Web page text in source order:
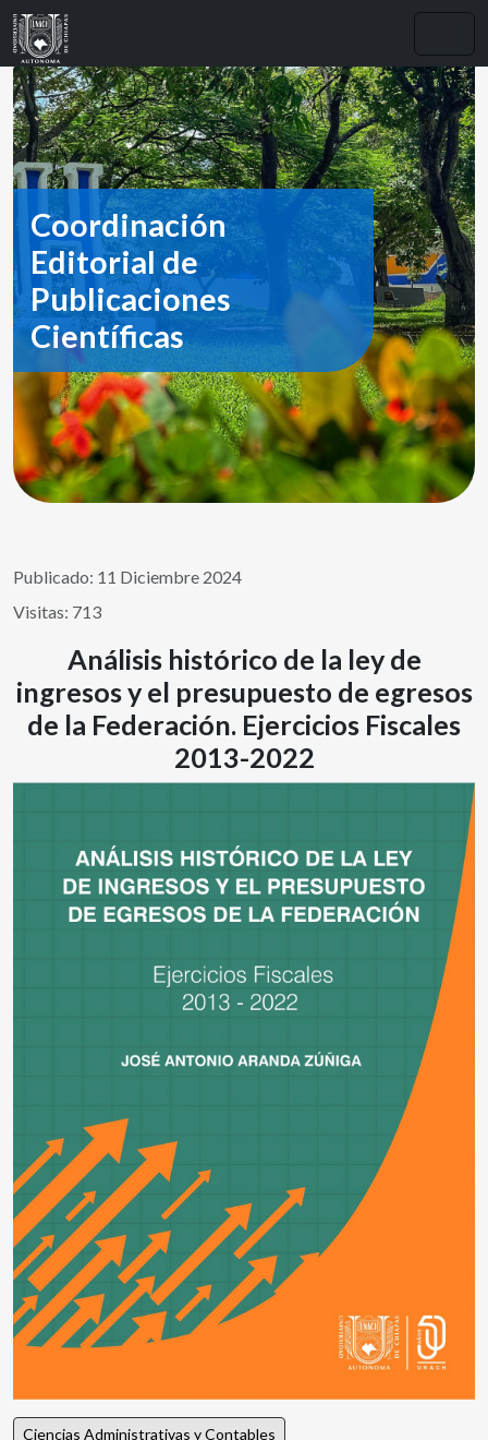
Coordinación
Editorial de
Publicaciones
Científicas
Publicado: 11 Diciembre 2024
Visitas: 713
Análisis histórico de la ley de
ingresos y el presupuesto de egresos
de la Federación. Ejercicios Fiscales
2013-2022
Ciencias Administrativas y Contables